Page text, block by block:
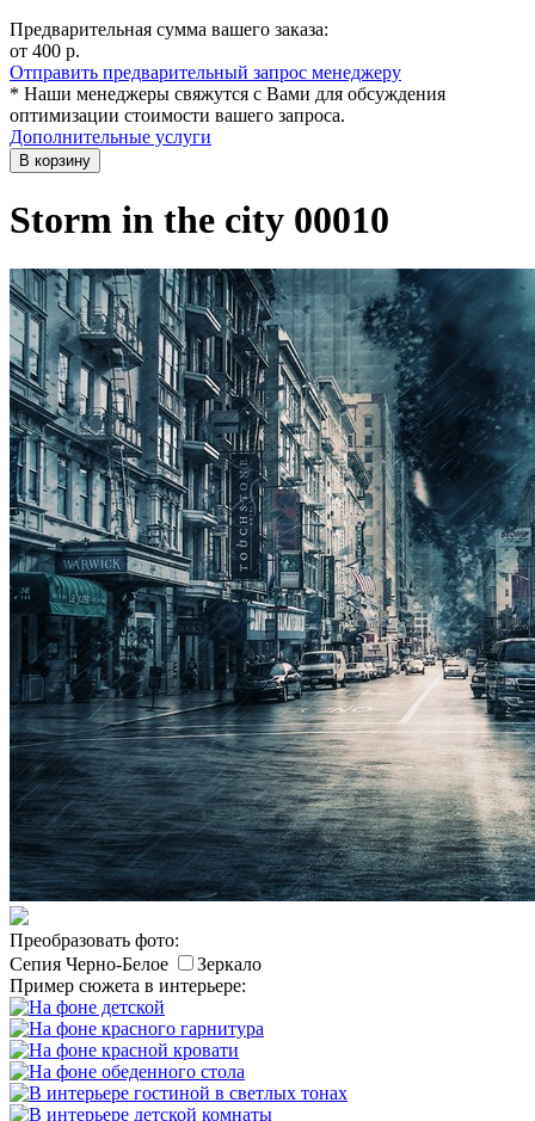
Предварительная сумма вашего заказа:
от 400 р.
Отправить предварительный запрос менеджеру
* Наши менеджеры свяжутся с Вами для обсуждения
оптимизации стоимости вашего запроса.
Дополнительные услуги
В корзину
Storm in the city 00010
Преобразовать фото:
Сепия Черно-Белое
Зеркало
Пример сюжета в интерьере: